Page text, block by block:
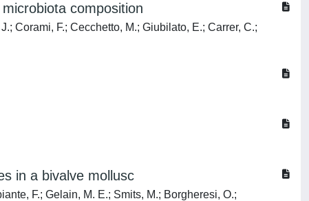
composition
Corami, F.; Cecchetto, M.; Giubilato, E.; Carrer, C.;
in a bivalve mollusc
F.; Gelain, M. E.; Smits, M.; Borgheresi, O.;